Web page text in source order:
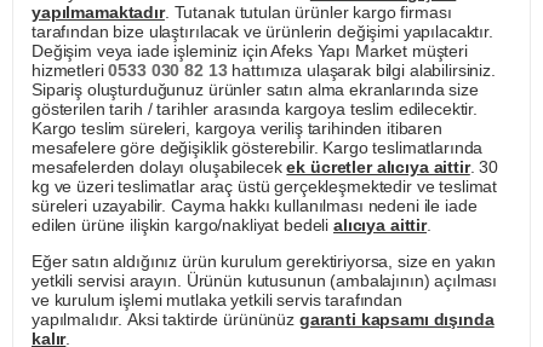
yapılmamaktadır. Tutanak tutulan ürünler kargo firması
tarafından bize ulaştırılacak ve ürünlerin değişimi yapılacaktır.
Değişim veya iade işleminiz için Afeks Yapı Market müşteri
hizmetleri0533 030 82 13hattımıza ulaşarak bilgi alabilirsiniz.
Sipariş oluşturduğunuz ürünler satın alma ekranlarında size
gösterilen tarih / tarihler arasında kargoya teslim edilecektir.
Kargo teslim süreleri, kargoya veriliş tarihinden itibaren
mesafelere göre değişiklik gösterebilir. Kargo teslimatlarında
mesafelerden dolayı oluşabilecekek ücretler alıcıya aittir. 30
kg ve üzeri teslimatlar araç üstü gerçekleşmektedir ve teslimat
süreleri uzayabilir. Cayma hakkı kullanılması nedeni ile iade
edilen ürüne ilişkin kargo/nakliyat bedeli alıcıya aittir.
Eğer satın aldığınız ürün kurulum gerektiriyorsa, size en yakın
yetkili servisi arayın. Ürünün kutusunun (ambalajının) açılması
ve kurulum işlemi mutlaka yetkili servis tarafından
yapılmalıdır. Aksi taktirde ürününüz garanti kapsamı dışında
kalır.